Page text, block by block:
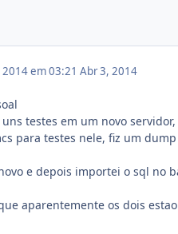
em 03:21 Abr 3, 2014
testes em um novo servidor,
para testes nele, fiz um
e depois importei o sql no
aparentemente os dois